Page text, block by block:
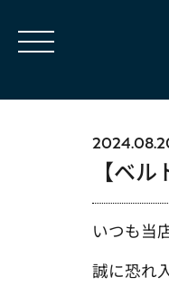
【ベ
いつも当
誠に恐れ